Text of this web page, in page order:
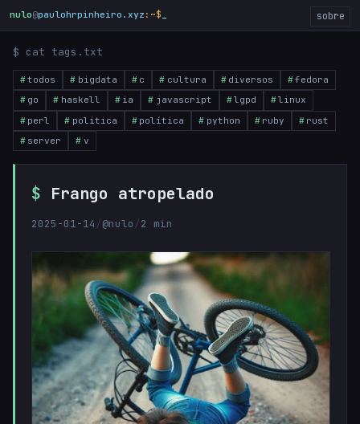
nulo@paulohrpinheiro.xyz :~$ sobre
$ cat tags.txt
todos bigdata c cultura diversos
fedora
go
haskell ia javascript lgpd
linux
perl
politica política python ruby
rust
server
v
Frango atropelado
2025-01-14 /@nulo /2 min